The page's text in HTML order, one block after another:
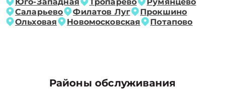
Саларьево
Филатов Луг
Прокшино
Ольховая
Новомосковская Потапово
Районы обслуживания